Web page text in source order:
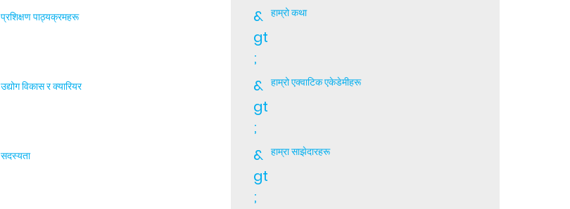
प्रशिक्षण पाठ्यक्रमहरू
उद्योग विकास र क्यारियर
सदस्यता
&
gt
;
हाम्रो कथा
&
gt
;
हाम्रो एक्वाटिक एकेडेमीहरू
&
gt
;
हाम्रा साझेदारहरू